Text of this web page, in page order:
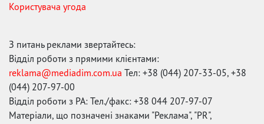
Користувача угода
З питань реклами звертайтесь:
Відділ роботи з прямими клієнтами:
reklama@mediadim.com.ua Тел: +38 (044) 207-33-05, +38
(044) 207-97-00
Відділ роботи з РА: Тел./факс: +38 044 207-97-07
Матеріали, що позначені знаками "Реклама", "PR",